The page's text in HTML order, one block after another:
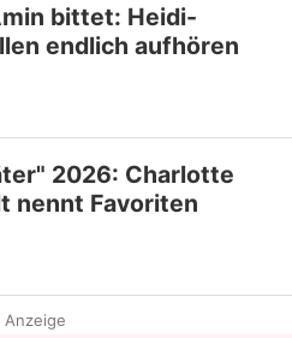
bittet: Heidi-
endlich aufhören
2026: Charlotte
nennt Favoriten
Anzeige